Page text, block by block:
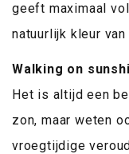
geeft maximaal
natuurlijk kleur
Walking on
Het is altijd een
zon, maar weten
vroegtijdige